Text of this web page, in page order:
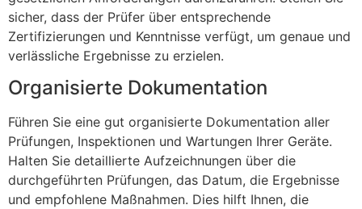
sicher, dass der Prüfer über entsprechende
Zertifizierungen und Kenntnisse verfügt, um genaue und
verlässliche Ergebnisse zu erzielen.
Organisierte Dokumentation
Führen Sie eine gut organisierte Dokumentation aller
Prüfungen, Inspektionen und Wartungen Ihrer Geräte.
Halten Sie detaillierte Aufzeichnungen über die
durchgeführten Prüfungen, das Datum, die Ergebnisse
und empfohlene Maßnahmen. Dies hilft Ihnen, die